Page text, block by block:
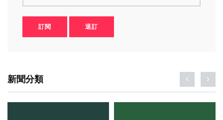
訂閱 退訂
新聞分類